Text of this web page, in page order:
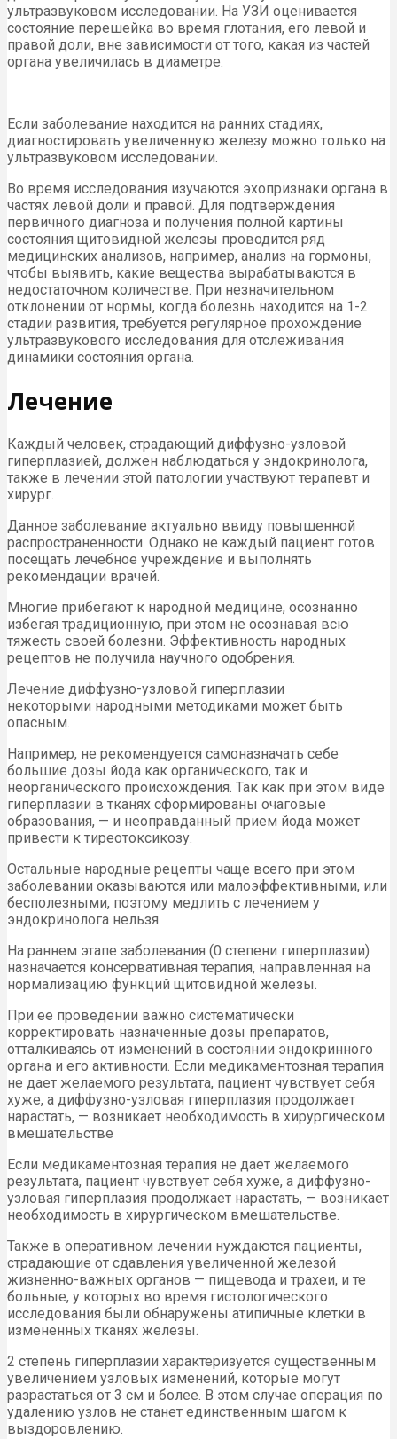
ультразвуковом исследовании. На УЗИ оценивается
состояние перешейка во время глотания, его левой и
правой доли, вне зависимости от того, какая из частей
органа увеличилась в диаметре.
Если заболевание находится на ранних стадиях,
диагностировать увеличенную железу можно только на
ультразвуковом исследовании.
Во время исследования изучаются эхопризнаки органа в
частях левой доли и правой. Для подтверждения
первичного диагноза и получения полной картины
состояния щитовидной железы проводится ряд
медицинских анализов, например, анализ на гормоны,
чтобы выявить, какие вещества вырабатываются в
недостаточном количестве. При незначительном
отклонении от нормы, когда болезнь находится на 1-2
стадии развития, требуется регулярное прохождение
ультразвукового исследования для отслеживания
динамики состояния органа.
Лечение
Каждый человек, страдающий диффузно-узловой
гиперплазией, должен наблюдаться у эндокринолога,
также в лечении этой патологии участвуют терапевт и
хирург.
Данное заболевание актуально ввиду повышенной
распространенности. Однако не каждый пациент готов
посещать лечебное учреждение и выполнять
рекомендации врачей.
Многие прибегают к народной медицине, осознанно
избегая традиционную, при этом не осознавая всю
тяжесть своей болезни. Эффективность народных
рецептов не получила научного одобрения.
Лечение диффузно-узловой гиперплазии
некоторыми народными методиками может быть
опасным.
Например, не рекомендуется самоназначать себе
большие дозы йода как органического, так и
неорганического происхождения. Так как при этом виде
гиперплазии в тканях сформированы очаговые
образования, — и неоправданный прием йода может
привести к тиреотоксикозу.
Остальные народные рецепты чаще всего при этом
заболевании оказываются или малоэффективными, или
бесполезными, поэтому медлить с лечением у
эндокринолога нельзя.
На раннем этапе заболевания (0 степени гиперплазии)
назначается консервативная терапия, направленная на
нормализацию функций щитовидной железы.
При ее проведении важно систематически
корректировать назначенные дозы препаратов,
отталкиваясь от изменений в состоянии эндокринного
органа и его активности. Если медикаментозная терапия
не дает желаемого результата, пациент чувствует себя
хуже, а диффузно-узловая гиперплазия продолжает
нарастать, — возникает необходимость в хирургическом
вмешательстве
Если медикаментозная терапия не дает желаемого
результата, пациент чувствует себя хуже, а диффузно-
узловая гиперплазия продолжает нарастать, — возникает
необходимость в хирургическом вмешательстве.
Также в оперативном лечении нуждаются пациенты,
страдающие от сдавления увеличенной железой
жизненно-важных органов — пищевода и трахеи, и те
больные, у которых во время гистологического
исследования были обнаружены атипичные клетки в
измененных тканях железы.
2 степень гиперплазии характеризуется существенным
увеличением узловых изменений, которые могут
разрастаться от 3 см и более. В этом случае операция по
удалению узлов не станет единственным шагом к
выздоровлению.